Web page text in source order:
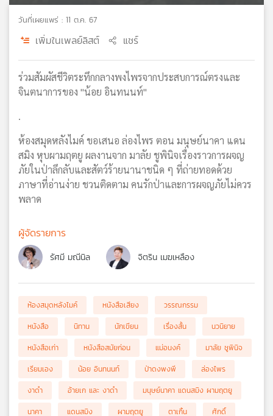
แผนที่
เครือ
วันที่เผยแพร่ : 11 ต.ค. 67
เพิ่มในเพลย์ลิสต์ แชร์
ร่วมสัมผัสชีวิตระทึกกลางพงไพรจากประสบการณ์ตรงและ
จินตนาการของ "น้อย อินทนนท์"
.
ห้องสมุดหลังไมค์ ขอเสนอ ล่องไพร ตอน มนุษย์นาคา แดน
สมิง หุบผามฤตยู ผลงานจาก มาลัย ชูพินิจเรื่องราวการผจญ
ภัยในป่าลึกลับและสัตว์ร้ายนานาชนิด ๆ ที่ถ่ายทอดด้วย
ภาษาที่อ่านง่าย ชวนติดตาม คนรักป่าและการผจญภัยไม่ควร
พลาด
ผู้จัดรายการ
รัศมี มณีนิล จิตริน เมฆเหลือง
ห้องสมุดหลังไมค์ หนังสือเสียง
วรรณกรรม
หนังสือ
นิทาน นักเขียน เรื่องสั้น
นวนิยาย
หนังสือเก่า
หนังสือสมัยก่อน แม่อนงค์
มาลัย ชูพินิจ
เรียมเอง
น้อย อินทนนท์ ป่าดงพงพี
ล่องไพร
งาดำ
อ้ายเก และ งาดำ
มนุษย์นาคา แดนสมิง ผามฤตยู
นาคา
แดนสมิง ผามฤตยู ตาเกิ้น ศักดิ์